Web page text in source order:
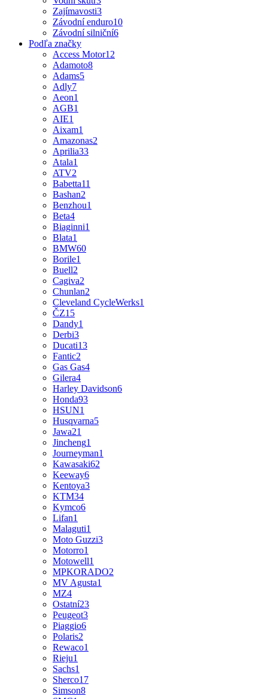
Zajímavosti3
Závodní enduro10
Závodní silniční6
Podľa značky
Access Motor12
Adamoto8
Adams5
Adly7
Aeon1
AGB1
AIE1
Aixam1
Amazonas2
Aprilia33
Atala1
ATV2
Babetta11
Bashan2
Benzhou1
Beta4
Biaginni1
Blata1
BMW60
Borile1
Buell2
Cagiva2
Chunlan2
Cleveland CycleWerks1
ČZ15
Dandy1
Derbi3
Ducati13
Fantic2
Gas Gas4
Gilera4
Harley Davidson6
Honda93
HSUN1
Husqvarna5
Jawa21
Jincheng1
Journeyman1
Kawasaki62
Keeway6
Kentoya3
KTM34
Kymco6
Lifan1
Malaguti1
Moto Guzzi3
Motorro1
Motowell1
MPKORADO2
MV Agusta1
MZ4
Ostatní23
Peugeot3
Piaggio6
Polaris2
Rewaco1
Rieju1
Sachs1
Sherco17
Simson8